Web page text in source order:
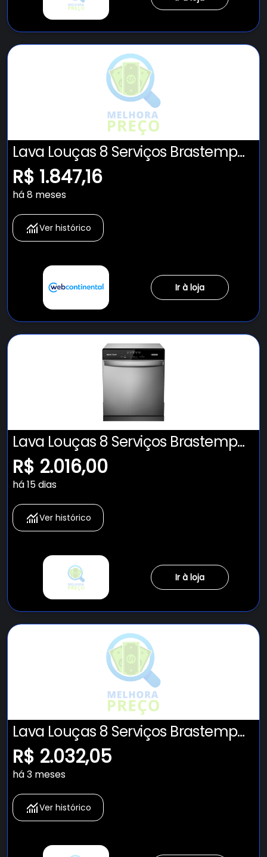
Lava Louças 8 Serviços Brastemp
Cinza BLF08BS - 110V
R$ 1.847,16
há 8 meses
Ver histórico
Ir à loja
Lava Louças 8 Serviços Brastemp
Cinza - BLF08BS
R$ 2.016,00
há 15 dias
Ver histórico
Ir à loja
Lava Louças 8 Serviços Brastemp
Cinza - BLF08BS
R$ 2.032,05
há 3 meses
Ver histórico